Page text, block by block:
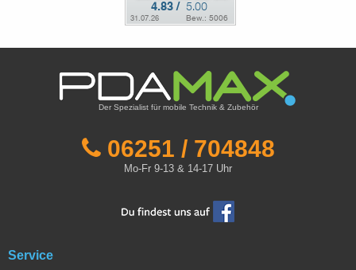
Der Spezialist für mobile Technik & Zubehör
06251 / 704848
Mo-Fr 9-13 & 14-17 Uhr
Service